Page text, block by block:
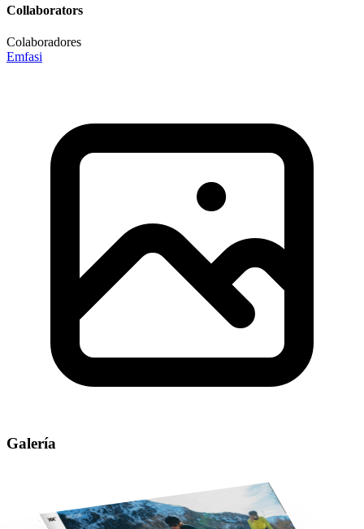
Collaborators
Colaboradores
Emfasi
Galería